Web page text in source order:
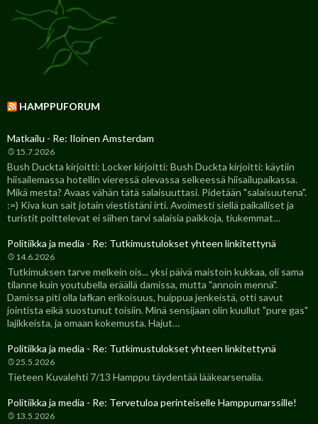
HAMPPUFORUM
Matkailu - Re: Iloinen Amsterdam
15.7.2026
Bush Duckta kirjoitti: Locker kirjoitti: Bush Duckta kirjoitti: käytiin
hiisailemassa hotellin vieressä olevassa selkeessä hiisailupaikassa.
Mikä mesta? Avaas vähän tätä salaisuuttasi. Pidetään "salaisuutena".
:=) Kiva kun sait jotain viestistäni irti. Avoimesti siellä paikalliset ja
turistit polttelevat ei siihen tarvi salaisia paikkoja, tiukemmat…
Politiikka ja media - Re: Tutkimustulokset yhteen linkitettynä
14.6.2026
Tutkimuksen tarve melkein ois... yksi päivä maistoin kukkaa, oli sama
tilanne kuin youtubella eräällä damissa, mutta "annoin mennä".
Damissa piti olla lafkan erikoisuus, huippua jenkeistä, otti savut
jointista eikä suostunut toisiin. Minä sensijaan olin kuullut "pure gas"
lajikkeista, ja omaan kokemusta. Hajut…
Politiikka ja media - Re: Tutkimustulokset yhteen linkitettynä
25.5.2026
Tieteen Kuvalehti 7/13 Hamppu täydentää lääkearsenalia.
Politiikka ja media - Re: Tervetuloa perinteiselle Hamppumarssille!
13.5.2026